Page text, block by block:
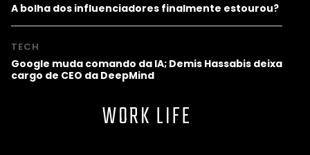
A bolha dos influenciadores finalmente estourou?
TECH
Google muda comando da IA; Demis Hassabis deixa
cargo de CEO da DeepMind
WORK LIFE